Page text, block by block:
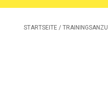
STARTSEITE /